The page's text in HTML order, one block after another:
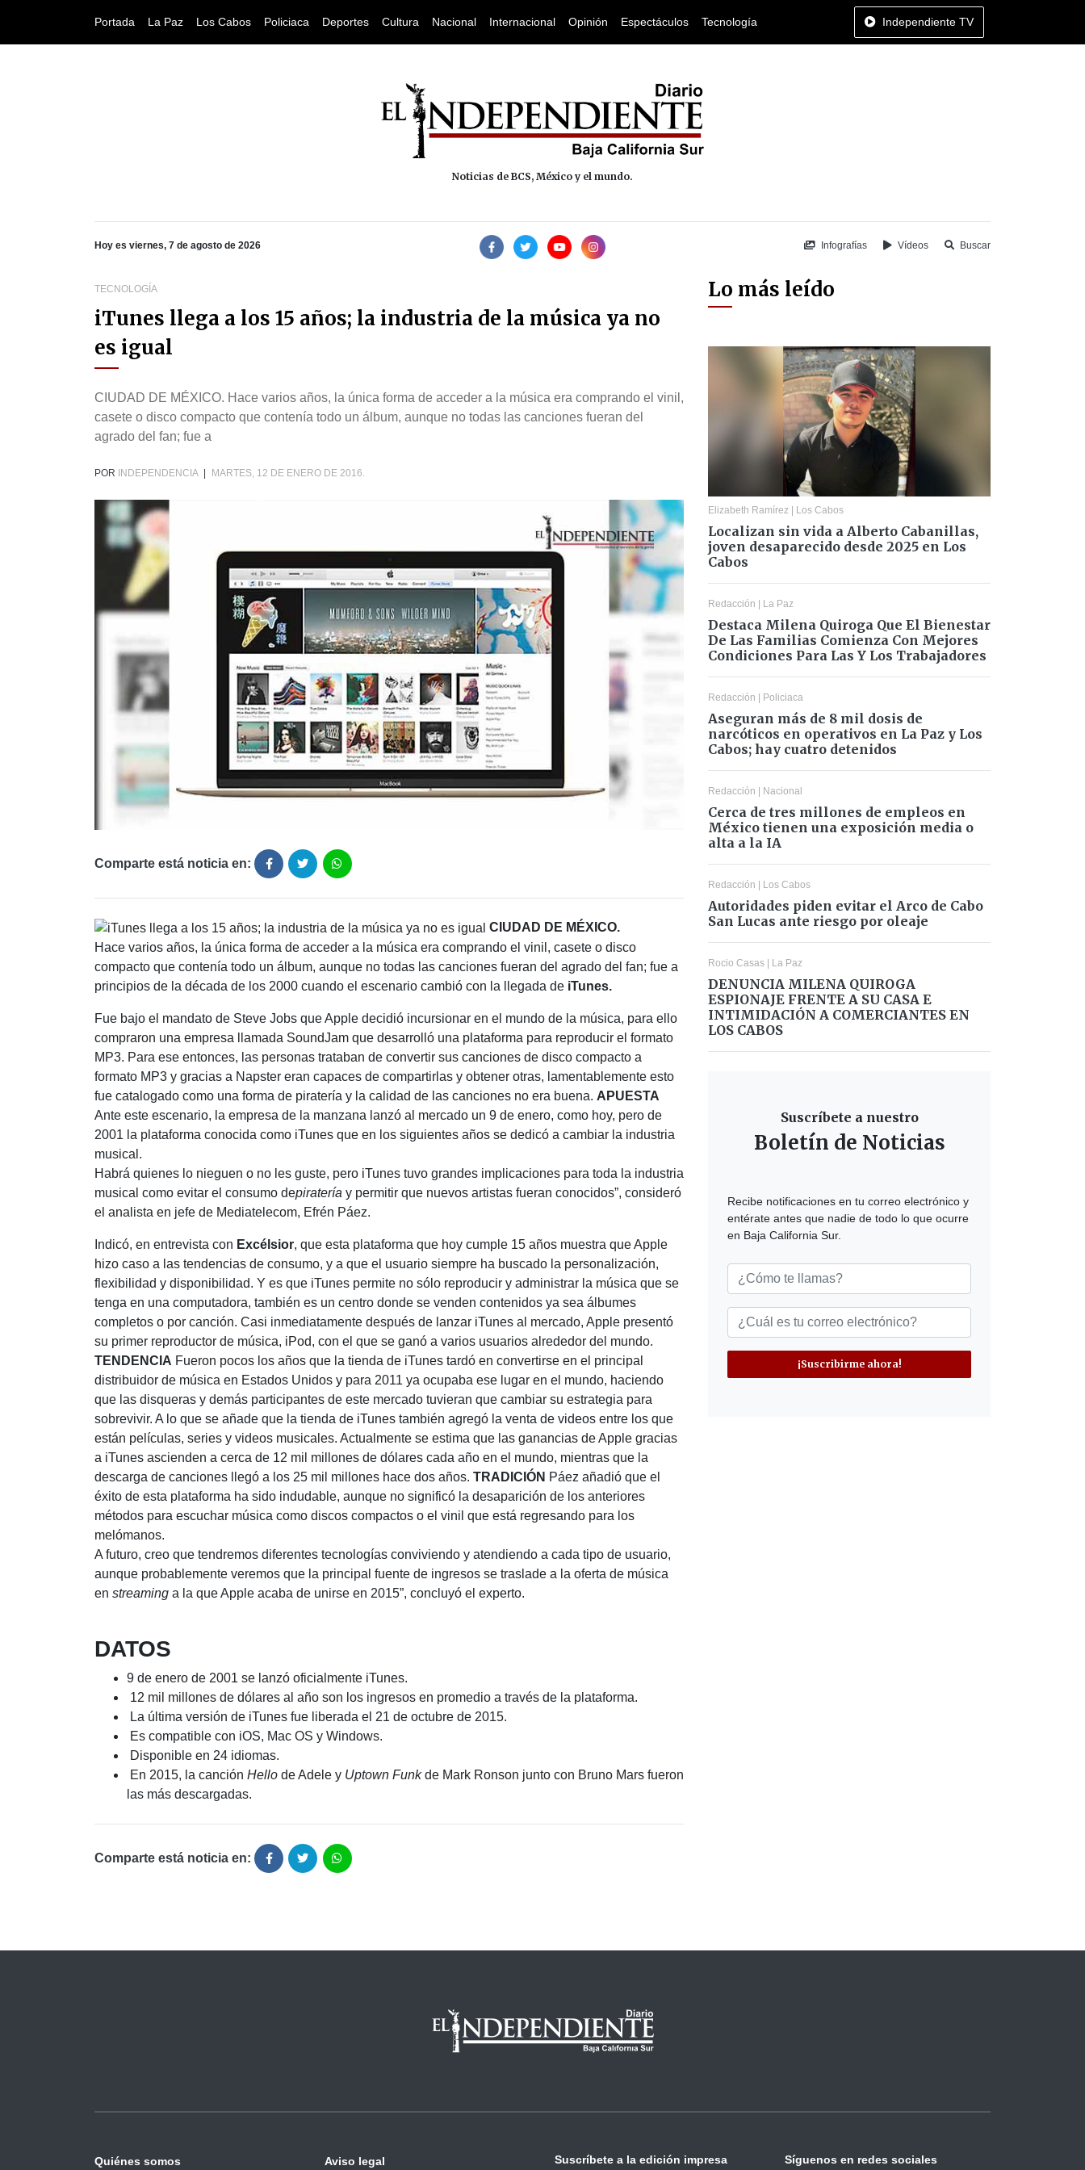
Portada La Paz Los Cabos Policiaca Deportes Cultura Nacional Internacional Opinión Espectáculos Tecnología Independiente TV
Noticias de BCS, México y el mundo.
Hoy es viernes, 7 de agosto de 2026 Infografías Vídeos Buscar
TECNOLOGÍA
iTunes llega a los 15 años; la industria de la música ya no
es igual
CIUDAD DE MÉXICO. Hace varios años, la única forma de acceder a la música era comprando el vinil,
casete o disco compacto que contenía todo un álbum, aunque no todas las canciones fueran del
agrado del fan; fue a
POR INDEPENDENCIA MARTES, 12 DE ENERO DE 2016.
Comparte está noticia en:
CIUDAD DE MÉXICO.
Hace varios años, la única forma de acceder a la música era comprando el vinil, casete o disco
compacto que contenía todo un álbum, aunque no todas las canciones fueran del agrado del fan; fue a
principios de la década de los 2000 cuando el escenario cambió con la llegada de iTunes.
Fue bajo el mandato de Steve Jobs que Apple decidió incursionar en el mundo de la música, para ello
compraron una empresa llamada SoundJam que desarrolló una plataforma para reproducir el formato
MP3. Para ese entonces, las personas trataban de convertir sus canciones de disco compacto a
formato MP3 y gracias a Napster eran capaces de compartirlas y obtener otras, lamentablemente esto
fue catalogado como una forma de piratería y la calidad de las canciones no era buena. APUESTA
Ante este escenario, la empresa de la manzana lanzó al mercado un 9 de enero, como hoy, pero de
2001 la plataforma conocida como iTunes que en los siguientes años se dedicó a cambiar la industria
musical.
Habrá quienes lo nieguen o no les guste, pero iTunes tuvo grandes implicaciones para toda la industria
musical como evitar el consumo depiratería y permitir que nuevos artistas fueran conocidos”, consideró
el analista en jefe de Mediatelecom, Efrén Páez.
Indicó, en entrevista con Excélsior, que esta plataforma que hoy cumple 15 años muestra que Apple
hizo caso a las tendencias de consumo, y a que el usuario siempre ha buscado la personalización,
flexibilidad y disponibilidad. Y es que iTunes permite no sólo reproducir y administrar la música que se
tenga en una computadora, también es un centro donde se venden contenidos ya sea álbumes
completos o por canción. Casi inmediatamente después de lanzar iTunes al mercado, Apple presentó
su primer reproductor de música, iPod, con el que se ganó a varios usuarios alrededor del mundo.
TENDENCIA Fueron pocos los años que la tienda de iTunes tardó en convertirse en el principal
distribuidor de música en Estados Unidos y para 2011 ya ocupaba ese lugar en el mundo, haciendo
que las disqueras y demás participantes de este mercado tuvieran que cambiar su estrategia para
sobrevivir. A lo que se añade que la tienda de iTunes también agregó la venta de videos entre los que
están películas, series y videos musicales. Actualmente se estima que las ganancias de Apple gracias
a iTunes ascienden a cerca de 12 mil millones de dólares cada año en el mundo, mientras que la
descarga de canciones llegó a los 25 mil millones hace dos años. TRADICIÓN Páez añadió que el
éxito de esta plataforma ha sido indudable, aunque no significó la desaparición de los anteriores
métodos para escuchar música como discos compactos o el vinil que está regresando para los
melómanos.
A futuro, creo que tendremos diferentes tecnologías conviviendo y atendiendo a cada tipo de usuario,
aunque probablemente veremos que la principal fuente de ingresos se traslade a la oferta de música
en streaming a la que Apple acaba de unirse en 2015”, concluyó el experto.
DATOS
9 de enero de 2001 se lanzó oficialmente iTunes.
12 mil millones de dólares al año son los ingresos en promedio a través de la plataforma.
La última versión de iTunes fue liberada el 21 de octubre de 2015.
Es compatible con iOS, Mac OS y Windows.
Disponible en 24 idiomas.
En 2015, la canción Hello de Adele y Uptown Funkde Mark Ronson junto con Bruno Mars fueron
las más descargadas.
Comparte está noticia en:
Lo más leído
Elizabeth Ramírez | Los Cabos
Localizan sin vida a Alberto Cabanillas,
joven desaparecido desde 2025 en Los
Cabos
Redacción | La Paz
Destaca Milena Quiroga Que El Bienestar
De Las Familias Comienza Con Mejores
Condiciones Para Las Y Los Trabajadores
Redacción | Policiaca
Aseguran más de 8 mil dosis de
narcóticos en operativos en La Paz y Los
Cabos; hay cuatro detenidos
Redacción | Nacional
Cerca de tres millones de empleos en
México tienen una exposición media o
alta a la IA
Redacción | Los Cabos
Autoridades piden evitar el Arco de Cabo
San Lucas ante riesgo por oleaje
Rocio Casas | La Paz
DENUNCIA MILENA QUIROGA
ESPIONAJE FRENTE A SU CASA E
INTIMIDACIÓN A COMERCIANTES EN
LOS CABOS
Suscríbete a nuestro
Boletín de Noticias
Recibe notificaciones en tu correo electrónico y
entérate antes que nadie de todo lo que ocurre
en Baja California Sur.
¡Suscribirme ahora!
Quiénes somos Aviso legal Suscríbete a la edición impresa Síguenos en redes sociales